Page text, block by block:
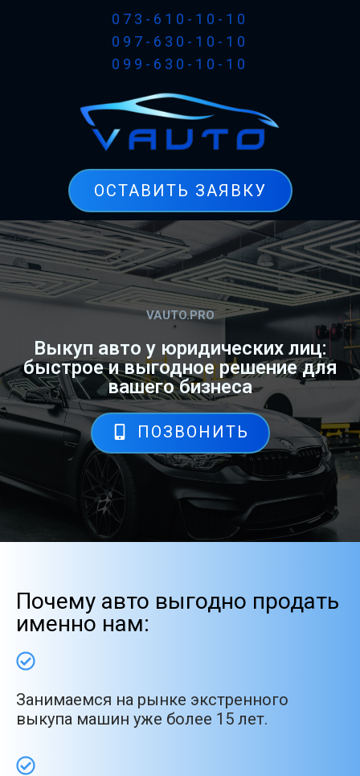
073-610-10-10
097-630-10-10
099-630-10-10
ОСТАВИТЬ ЗАЯВКУ
VAUTO.PRO
Выкуп авто у юридических лиц:
быстрое и выгодное решение для
вашего бизнеса
ПОЗВОНИТЬ
Почему авто выгодно продать
именно нам:
Занимаемся на рынке экстренного
выкупа машин уже более 15 лет.